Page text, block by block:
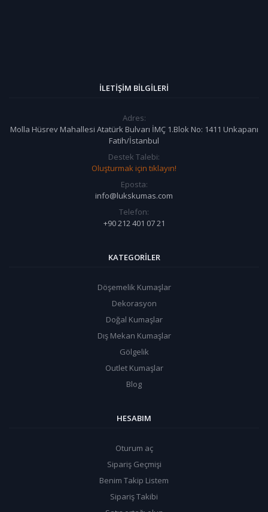
İLETIŞIM BILGILERI
Adres:
Molla Hüsrev Mahallesi Atatürk Bulvarı İMÇ 1.Blok No: 1411 Unkapanı
Fatih/İstanbul
Destek Talebi:
Oluşturmak için tıklayın!
Eposta:
info@lukskumas.com
Telefon:
+90 212 401 07 21
KATEGORILER
Döşemelik Kumaşlar
Dekorasyon
Doğal Kumaşlar
Dış Mekan Kumaşlar
Gölgelik
Outlet Kumaşlar
Blog
HESABIM
Oturum aç
Sipariş Geçmişi
Benim Takip Listem
Sipariş Takibi